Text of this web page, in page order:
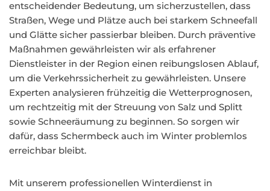
entscheidender Bedeutung, um sicherzustellen, dass
Straßen, Wege und Plätze auch bei starkem Schneefall
und Glätte sicher passierbar bleiben. Durch präventive
Maßnahmen gewährleisten wir als erfahrener
Dienstleister in der Region einen reibungslosen Ablauf,
um die Verkehrssicherheit zu gewährleisten. Unsere
Experten analysieren frühzeitig die Wetterprognosen,
um rechtzeitig mit der Streuung von Salz und Splitt
sowie Schneeräumung zu beginnen. So sorgen wir
dafür, dass Schermbeck auch im Winter problemlos
erreichbar bleibt.
Mit unserem professionellen Winterdienst in